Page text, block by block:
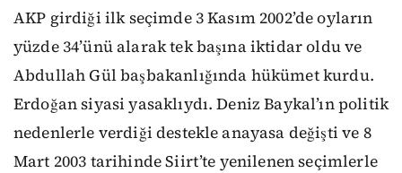
AKP girdiği ilk seçimde 3 Kasım 2002’de oyların
yüzde 34’ünü alarak tek başına iktidar oldu ve
Abdullah Gül başbakanlığında hükümet kurdu.
Erdoğan siyasi yasaklıydı. Deniz Baykal’ın politik
nedenlerle verdiği destekle anayasa değişti ve 8
Mart 2003 tarihinde Siirt’te yenilenen seçimlerle